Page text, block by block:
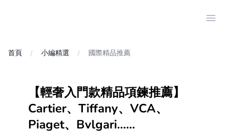
首頁 小編精選 國際精品推薦
【輕奢入門款精品項鍊推薦】
Cartier、Tiffany、VCA、
Piaget、Bvlgari......